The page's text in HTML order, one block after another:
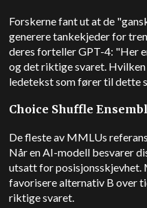
Forskerne fant ut at de
generere tankekjeder for
deres forteller GPT-4: "Her
og det riktige svaret.
ledetekst som fører til dette
Choice Shuffle
De fleste av MMLUs
Når en AI-modell besvarer
utsatt for posisjonsskjevhet.
favorisere alternativ B over
riktige svaret.